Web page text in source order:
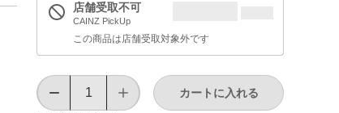
店舗受取不可
CAINZ PickUp
この商品は店舗受取対象外です
カートに入れる